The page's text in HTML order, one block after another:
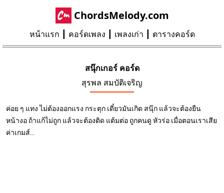
ChordsMelody.com
หน้าแรก คอร์ดเพลง เพลงเก่า ตารางคอร์ด
สนุ๊กเกอร์ คอร์ด
สุรพล สมบัติเจริญ
ค่อย ๆ แทง ไม่ต้องออกแรง กระตุก เดี๋ยวมันเกิด สนุ๊ก แล้วจะต้องยืน
หน้างอ ถ้าแก้ไม่ถูก แล้วจะต้องติด แต้มต่อ ถูกคนดู หัวร่อ เมื่อตอนเราเสีย
ค่าเกมส์...